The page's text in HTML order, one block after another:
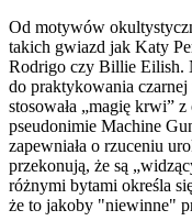
Od motywów
takich gwiazd jak Katy
Rodrigo czy Billie Eilish.
do praktykowania
stosowała „magię krwi”
pseudonimie Machine
zapewniała o rzuceniu
przekonują, że są
różnymi bytami określa
że to jakoby "niewinne"